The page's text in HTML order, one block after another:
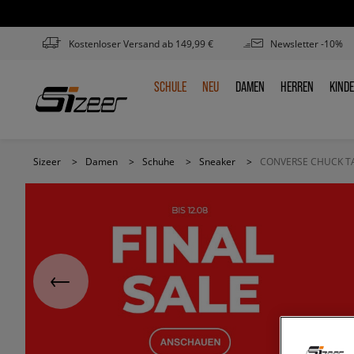
Kostenloser Versand ab 149,99 € Newsletter -10%
SCHULE
SCHULE NEU
NEU DAMEN
DAMEN HERREN
HERREN
Sizeer > Damen > Schuhe > Sneaker > CONVERSE CHUCK